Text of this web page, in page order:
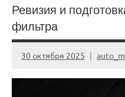
Ревизия и
фильтра
30 октября 2025